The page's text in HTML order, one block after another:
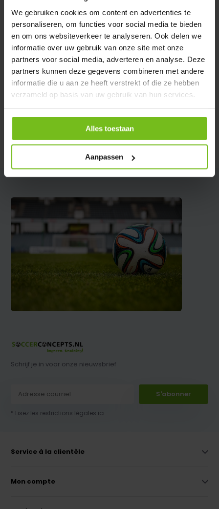
We gebruiken cookies om content en advertenties te
personaliseren, om functies voor social media te bieden
en om ons websiteverkeer te analyseren. Ook delen we
informatie over uw gebruik van onze site met onze
partners voor social media, adverteren en analyse. Deze
partners kunnen deze gegevens combineren met andere
informatie die u aan ze heeft verstrekt of die ze hebben
verzameld op basis van uw gebruik van hun services.
Alles toestaan
Aanpassen
We helpen u graag met meer informatie
Verstuur email
Description du produit
Spécifications
Évaluations
Partager
Schrijf je in voor onze nieuwsbrief
S'abonner
* Lisez les restrictions légales ici
Service à la clientèle
Mon compte